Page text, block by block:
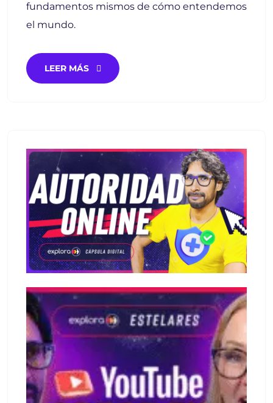
fundamentos mismos de cómo entendemos
el mundo.
LEER MÁS